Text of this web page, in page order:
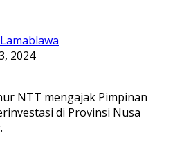
2024
NTT mengajak Pimpinan
di Provinsi Nusa